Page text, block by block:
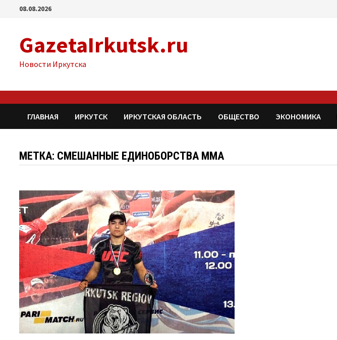
Перейти08.08.2026
GazetaIrkutsk.ru
Новости Иркутска
ГЛАВНАЯ ИРКУТСК ИРКУТСКАЯ ОБЛАСТЬ ОБЩЕСТВО ЭКОНОМИКА
МЕТКА: СМЕШАННЫЕ ЕДИНОБОРСТВА ММА